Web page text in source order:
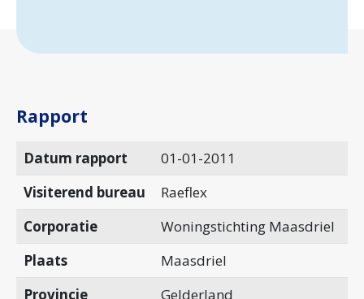
Rapport
Datum rapport
01-01-2011
Visiterend bureau
Raeflex
Corporatie
Woningstichting Maasdriel
Plaats
Maasdriel
Provincie
Gelderland